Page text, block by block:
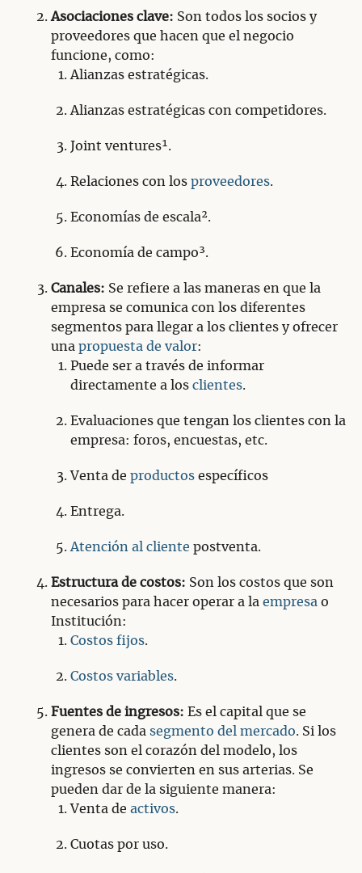
Asociaciones clave: Son todos los socios y
proveedores que hacen que el negocio
funcione, como:
Alianzas estratégicas.
Alianzas estratégicas con competidores.
Joint ventures¹.
Relaciones con los proveedores.
Economías de escala².
Economía de campo³.
Canales: Se refiere a las maneras en que la
empresa se comunica con los diferentes
segmentos para llegar a los clientes y ofrecer
una propuesta de valor:
Puede ser a través de informar
directamente a los clientes.
Evaluaciones que tengan los clientes con la
empresa: foros, encuestas, etc.
Venta de productos específicos
Entrega.
Atención al cliente postventa.
Estructura de costos: Son los costos que son
necesarios para hacer operar a la empresa o
Institución:
Costos fijos.
Costos variables.
Fuentes de ingresos: Es el capital que se
genera de cada segmento del mercado. Si los
clientes son el corazón del modelo, los
ingresos se convierten en sus arterias. Se
pueden dar de la siguiente manera:
Venta de activos.
Cuotas por uso.